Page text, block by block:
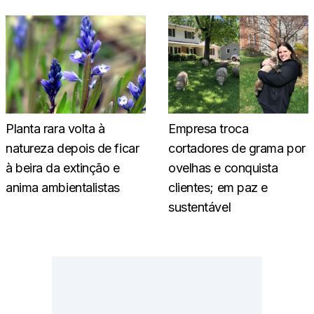
Planta rara volta à
natureza depois de ficar
à beira da extinção e
anima ambientalistas
Empresa troca
cortadores de grama por
ovelhas e conquista
clientes; em paz e
sustentável